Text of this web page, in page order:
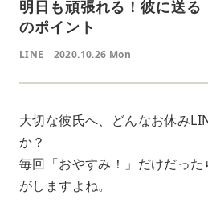
明日も頑張れる！彼に送る
のポイント
LINE 2020.10.26 Mon
大切な彼氏へ、どんなお休み
か？
毎回「おやすみ！」だけだっ
がしますよね。